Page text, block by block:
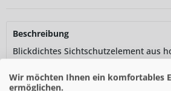
Beschreibung
Blickdichtes Sichtschutzelement aus
Aluminium-Verbundmaterial.
Wir möchten Ihnen ein komfortables
ermöglichen.